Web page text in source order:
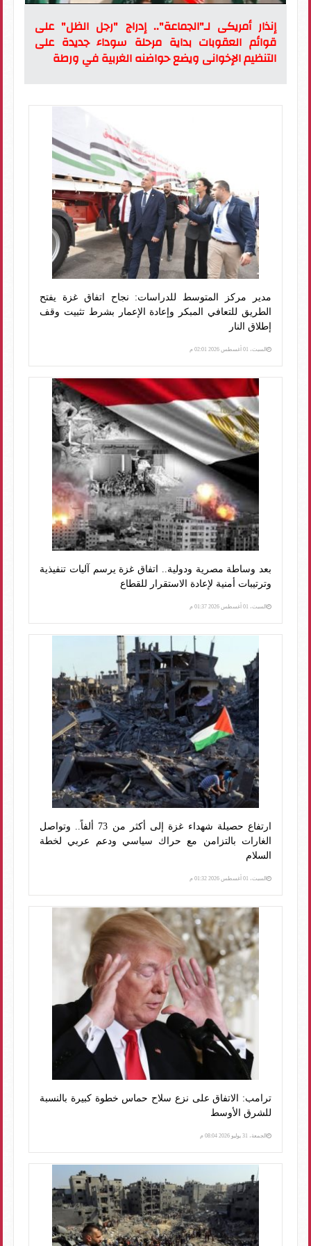
إنذار أمريكى لـ"الجماعة".. إدراج "رجل الظل" على
قوائم العقوبات بداية مرحلة سوداء جديدة على
التنظيم الإخوانى ويضع حواضنه الغربية في ورطة
مدير مركز المتوسط للدراسات: نجاح اتفاق غزة يفتح
الطريق للتعافي المبكر وإعادة الإعمار بشرط تثبيت وقف
إطلاق النار
السبت، 01 أغسطس 2026 02:01 م
بعد وساطة مصرية ودولية.. اتفاق غزة يرسم آليات تنفيذية
وترتيبات أمنية لإعادة الاستقرار للقطاع
السبت، 01 أغسطس 2026 01:37 م
ارتفاع حصيلة شهداء غزة إلى أكثر من 73 ألفاً.. وتواصل
الغارات بالتزامن مع حراك سياسي ودعم عربي لخطة
السلام
السبت، 01 أغسطس 2026 01:32 م
ترامب: الاتفاق على نزع سلاح حماس خطوة كبيرة بالنسبة
للشرق الأوسط
الجمعة، 31 يوليو 2026 08:04 م